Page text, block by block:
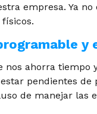
empresa. Ya
y
nos ahorra tiempo
pendientes
de manejar las